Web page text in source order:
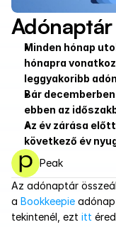
Minden hónap
hónapra
leggyakoribb
Bár
ebben az
Az év zárása
következő év
Peak
Az adónaptár
a Bookkeepie
tekintenél, ezt itt